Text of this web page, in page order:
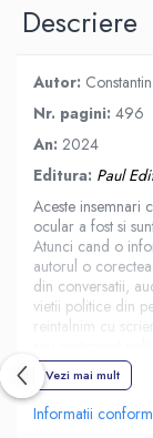
Descriere
Autor:
Nr. pagini: 496
An: 2024
Editura: Paul
Aceste insemnari
ocular a fost si
Atunci cand o
autorul o
din conversatii,
vietii politice din
reintalnim cu
personalitati ale
Pentru toate
sa-i multumim
cautarea crucii pe
Vezi mai mult
Informatii